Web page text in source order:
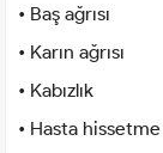
• Baş ağrısı
• Karın ağrısı
• Kabızlık
• Hasta hissetme